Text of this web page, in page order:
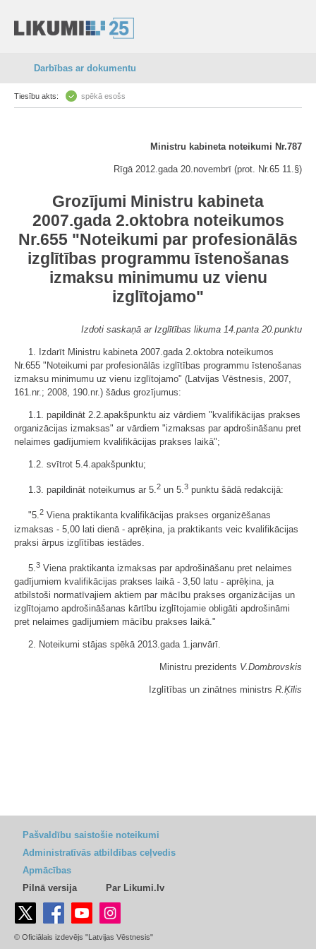
Darbības ar dokumentu
Tiesību akts: spēkā esošs
Ministru kabineta noteikumi Nr.787
Rīgā 2012.gada 20.novembrī (prot. Nr.65 11.§)
Grozījumi Ministru kabineta
2007.gada 2.oktobra noteikumos
Nr.655 "Noteikumi par profesionālās
izglītības programmu īstenošanas
izmaksu minimumu uz vienu
izglītojamo"
Izdoti saskaņā ar Izglītības likuma 14.panta 20.punktu
1. Izdarīt Ministru kabineta 2007.gada 2.oktobra noteikumos
Nr.655 "Noteikumi par profesionālās izglītības programmu īstenošanas
izmaksu minimumu uz vienu izglītojamo" (Latvijas Vēstnesis, 2007,
161.nr.; 2008, 190.nr.) šādus grozījumus:
1.1. papildināt 2.2.apakšpunktu aiz vārdiem "kvalifikācijas prakses
organizācijas izmaksas" ar vārdiem "izmaksas par apdrošināšanu pret
nelaimes gadījumiem kvalifikācijas prakses laikā";
1.2. svītrot 5.4.apakšpunktu;
1.3. papildināt noteikumus ar 5.2 un 5.3 punktu šādā redakcijā:
"5.2 Viena praktikanta kvalifikācijas prakses organizēšanas
izmaksas - 5,00 lati dienā - aprēķina, ja praktikants veic kvalifikācijas
praksi ārpus izglītības iestādes.
5. 3 Viena praktikanta izmaksas par apdrošināšanu pret nelaimes
gadījumiem kvalifikācijas prakses laikā - 3,50 latu - aprēķina, ja
atbilstoši normatīvajiem aktiem par mācību prakses organizācijas un
izglītojamo apdrošināšanas kārtību izglītojamie obligāti apdrošināmi
pret nelaimes gadījumiem mācību prakses laikā."
2. Noteikumi stājas spēkā 2013.gada 1.janvārī.
Ministru prezidents V.Dombrovskis
Izglītības un zinātnes ministrs R.Ķīlis
Pašvaldību saistošie noteikumi
Administratīvās atbildības ceļvedis
Apmācības
Pilnā versija
Par Likumi.lv
© Oficiālais izdevējs "Latvijas Vēstnesis"